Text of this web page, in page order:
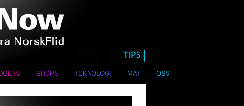
SHOPS TEKNOLOGI MAT OSS